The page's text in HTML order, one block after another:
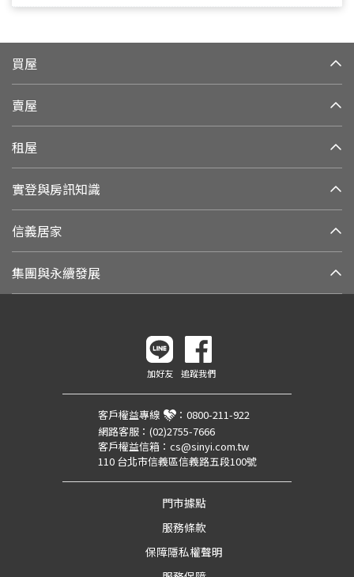
買屋
賣屋
租屋
實登與房訊知識
信義居家
集團與永續發展
加好友 追蹤我們
客戶權益專線 ： 0800-211-922
網路客服： (02)2755-7666
客戶權益信箱： cs@sinyi.com.tw
110 台北市信義區信義路五段100號
門市據點
服務條款
保障隱私權聲明